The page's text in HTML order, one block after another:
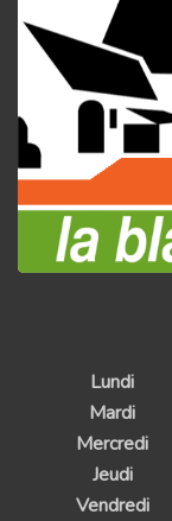
Lundi
Mardi
Mercredi
Jeudi
Vendredi